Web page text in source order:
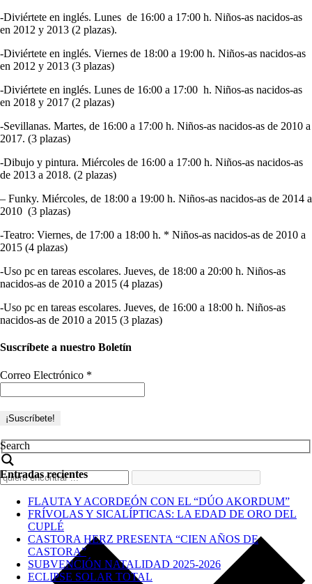
-Diviértete en inglés. Lunes de 16:00 a 17:00 h. Niños-as nacidos-as
en 2012 y 2013 (2 plazas).
-Diviértete en inglés. Viernes de 18:00 a 19:00 h. Niños-as nacidos-as
en 2012 y 2013 (3 plazas)
-Diviértete en inglés. Lunes de 16:00 a 17:00 h. Niños-as nacidos-as
en 2018 y 2017 (2 plazas)
-Sevillanas. Martes, de 16:00 a 17:00 h. Niños-as nacidos-as de 2010 a
2017. (3 plazas)
-Dibujo y pintura. Miércoles de 16:00 a 17:00 h. Niños-as nacidos-as
de 2013 a 2018. (2 plazas)
– Funky. Miércoles, de 18:00 a 19:00 h. Niños-as nacidos-as de 2014 a
2010 (3 plazas)
-Teatro: Viernes, de 17:00 a 18:00 h. * Niños-as nacidos-as de 2010 a
2015 (4 plazas)
-Uso pc en tareas escolares. Jueves, de 18:00 a 20:00 h. Niños-as
nacidos-as de 2010 a 2015 (4 plazas)
-Uso pc en tareas escolares. Jueves, de 16:00 a 18:00 h. Niños-as
nacidos-as de 2010 a 2015 (3 plazas)
Suscríbete a nuestro Boletín
Correo Electrónico *
Search
Entradas recientes
FLAUTA Y ACORDEÓN CON EL “DÚO AKORDUM”
FRÍVOLAS Y SICALÍPTICAS: LA EDAD DE ORO DEL
CUPLÉ
CASTORA HERZ PRESENTA “CIEN AÑOS DE
CASTORA”
SUBVENCIÓN NATALIDAD 2025-2026
ECLIPSE SOLAR TOTAL